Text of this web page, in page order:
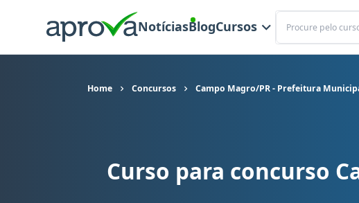
NotíciasBlogCursos
Buscar
Home Concursos Campo Magro/PR - Prefeitura
Curso para concurso Campo Magro/PR - Prefeitura
Curso para concurso